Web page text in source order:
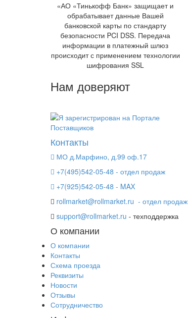
«АО «Тинькофф Банк» защищает и
обрабатывает данные Вашей
банковской карты по стандарту
безопасности PCI DSS. Передача
информации в платежный шлюз
происходит с применением технологии
шифрования SSL
Нам доверяют
Контакты
МО д.Марфино, д.99 оф.17
+7(495)542-05-48 - отдел продаж
+7(925)542-05-48 - MAX
rollmarket@rollmarket.ru - отдел продаж
support@rollmarket.ru - техподдержка
О компании
О компании
Контакты
Схема проезда
Реквизиты
Новости
Отзывы
Сотрудничество